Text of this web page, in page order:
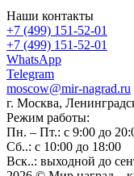
Наши контакты
+7 (499) 151-52-01
+7 (499) 151-52-01
WhatsApp
Telegram
moscow@mir-nagrad.ru
г. Москва,
Режим работы:
Пн. – Пт.: с 9:00 до
Сб..: с 10:00 до 18:00
Вск..: выходной до